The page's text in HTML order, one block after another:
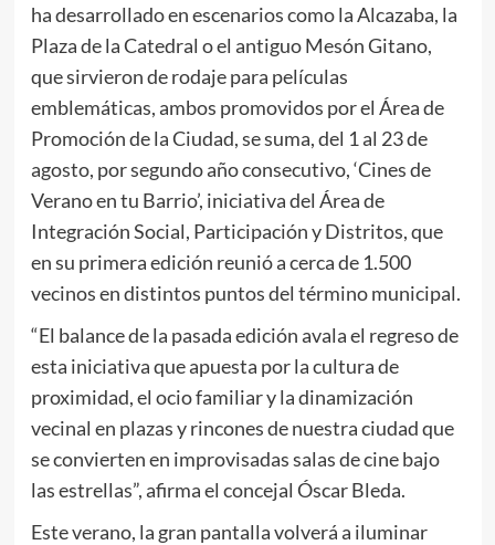
ha desarrollado en escenarios como la Alcazaba, la
Plaza de la Catedral o el antiguo Mesón Gitano,
que sirvieron de rodaje para películas
emblemáticas, ambos promovidos por el Área de
Promoción de la Ciudad, se suma, del 1 al 23 de
agosto, por segundo año consecutivo, ‘Cines de
Verano en tu Barrio’, iniciativa del Área de
Integración Social, Participación y Distritos, que
en su primera edición reunió a cerca de 1.500
vecinos en distintos puntos del término municipal.
“El balance de la pasada edición avala el regreso de
esta iniciativa que apuesta por la cultura de
proximidad, el ocio familiar y la dinamización
vecinal en plazas y rincones de nuestra ciudad que
se convierten en improvisadas salas de cine bajo
las estrellas”, afirma el concejal Óscar Bleda.
Este verano, la gran pantalla volverá a iluminar